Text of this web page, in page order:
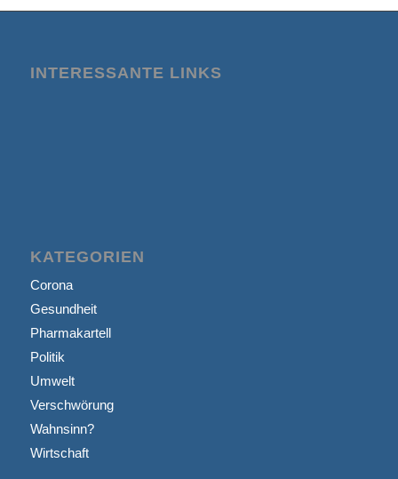
INTERESSANTE LINKS
KATEGORIEN
Corona
Gesundheit
Pharmakartell
Politik
Umwelt
Verschwörung
Wahnsinn?
Wirtschaft